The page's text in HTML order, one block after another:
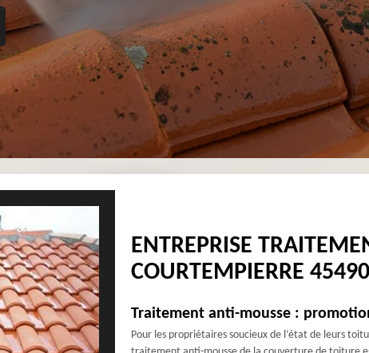
ENTREPRISE
COURTEMPIERRE
Traitement anti-mousse :
Pour les propriétaires soucieux de l’état de leurs